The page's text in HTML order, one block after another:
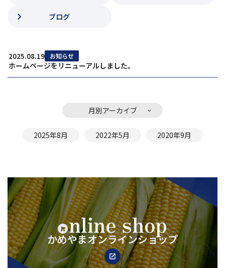
ブログ
2025.08.19 お知らせ
ホームページをリニューアルしました。
月別アーカイブ
2025年8月 2022年5月 2020年9月
nline shop
かめやまオンラインショップ